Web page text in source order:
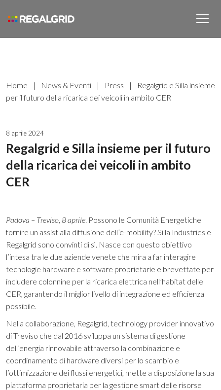
Home | News & Eventi | Press |
Regalgrid e Silla insieme
per il futuro della ricarica dei veicoli in ambito CER
8 aprile 2024
Regalgrid e Silla insieme per il futuro
della ricarica dei veicoli in ambito
CER
Padova – Treviso, 8 aprile. Possono le Comunità Energetiche
fornire un assist alla diffusione dell’e-mobility? Silla Industries e
Regalgrid sono convinti di sì. Nasce con questo obiettivo
l’intesa tra le due aziende venete che mira a far interagire
tecnologie hardware e software proprietarie e brevettate per
includere colonnine per la ricarica elettrica nell’habitat delle
CER, garantendo il miglior livello di integrazione ed efficienza
possibile.
Nella collaborazione, Regalgrid, technology provider innovativo
di Treviso che dal 2016 sviluppa un sistema di gestione
dell’energia rinnovabile attraverso la combinazione e
coordinamento di hardware diversi per lo scambio e
l’ottimizzazione dei flussi energetici, mette a disposizione la sua
piattaforma proprietaria per la gestione smart delle risorse